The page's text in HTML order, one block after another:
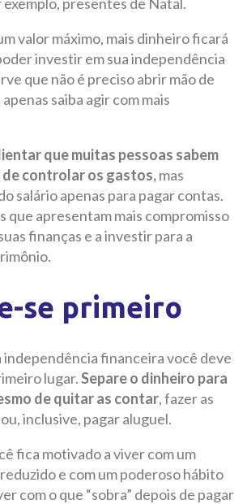
valor máximo, mais dinheiro ficará
investir em sua independência
que não é preciso abrir mão de
saiba agir com mais
que muitas pessoas sabem
de controlar os gastos,mas
salário apenas para pagar contas.
que apresentam mais compromisso
finanças e a investir para a
se primeiro
independência financeira você deve
lugar.Separe o dinheiro para
de quitar as contar, fazer as
inclusive, pagar aluguel.
fica motivado a viver com um
e com um poderoso hábito
com o que “sobra” depois de pagar